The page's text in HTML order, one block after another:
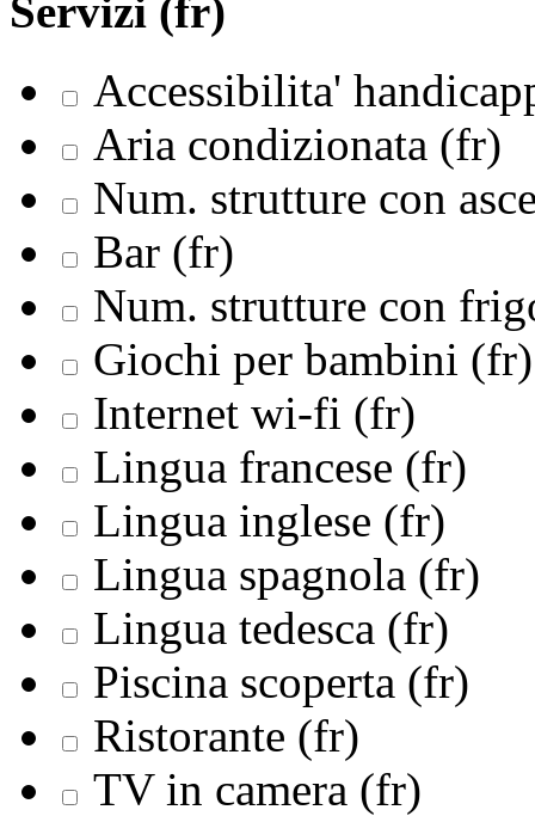
Servizi (fr)
Accessibilita'
Aria condizionata (fr)
Num. strutture con
Bar (fr)
Num. strutture con
Giochi per bambini (fr)
Internet wi-fi (fr)
Lingua francese (fr)
Lingua inglese (fr)
Lingua spagnola (fr)
Lingua tedesca (fr)
Piscina scoperta (fr)
Ristorante (fr)
TV in camera (fr)